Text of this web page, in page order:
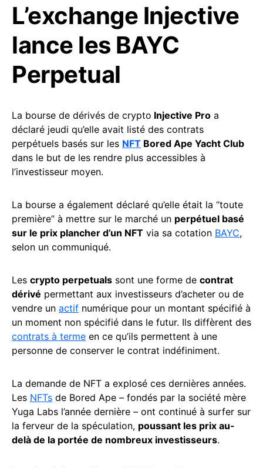
L’exchange Injective
lance les BAYC
Perpetual
La bourse de dérivés de crypto Injective Pro a
déclaré jeudi qu’elle avait listé des contrats
perpétuels basés sur les NFT Bored Ape Yacht Club
dans le but de les rendre plus accessibles à
l’investisseur moyen.
La bourse a également déclaré qu’elle était la “toute
première” à mettre sur le marché un perpétuel basé
sur le prix plancher d’un NFT via sa cotation BAYC,
selon un communiqué.
Les crypto perpetuals sont une forme de contrat
dérivé permettant aux investisseurs d’acheter ou de
vendre un actif numérique pour un montant spécifié à
un moment non spécifié dans le futur. Ils diffèrent des
contrats à terme en ce qu’ils permettent à une
personne de conserver le contrat indéfiniment.
La demande de NFT a explosé ces dernières années.
Les NFTs de Bored Ape – fondés par la société mère
Yuga Labs l’année dernière – ont continué à surfer sur
la ferveur de la spéculation, poussant les prix au-
delà de la portée de nombreux investisseurs.